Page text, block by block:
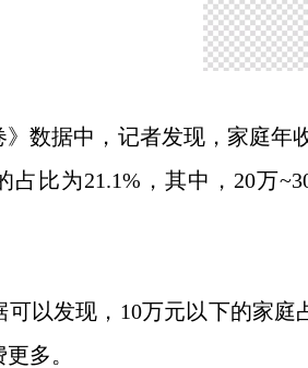
据中，记者发现，家庭年收
占比为21.1%，其中，20万
发现，10万元以下的家庭占
多。